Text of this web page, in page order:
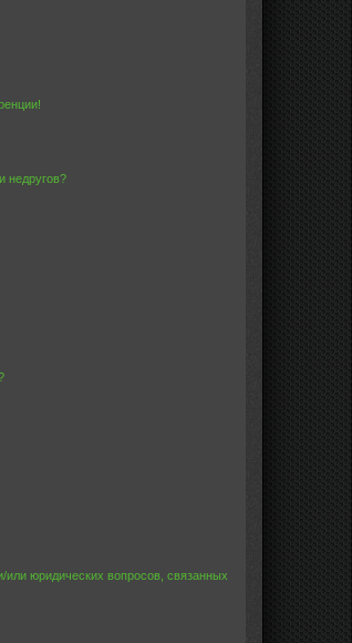
недругов?
или юридических вопросов, связанных